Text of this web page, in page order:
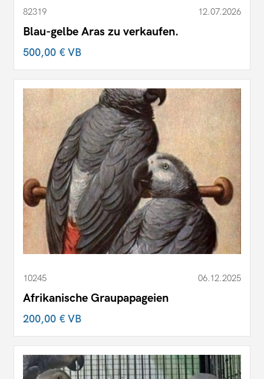
82319 12.07.2026
Blau-gelbe Aras zu verkaufen.
500,00 €VB
10245 06.12.2025
Afrikanische Graupapageien
200,00 €VB